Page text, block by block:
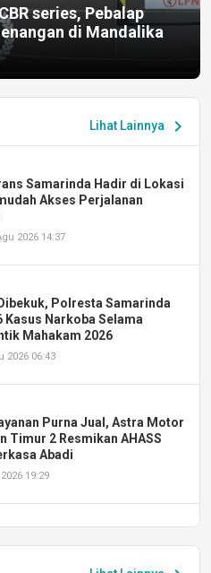
series, Pebalap
di Mandalika
Lihat Lainnya chevron_right
Samarinda Hadir di Lokasi
Akses Perjalanan
2026 14:37
Polresta Samarinda
Kasus Narkoba Selama
Mahakam 2026
2026 06:43
Purna Jual, Astra Motor
Timur 2 Resmikan AHASS
Abadi
19:29